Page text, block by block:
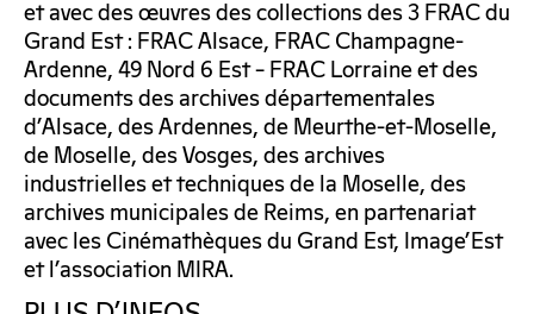
et avec des œuvres des collections des 3 FRAC du
Grand Est : FRAC Alsace, FRAC Champagne-
Ardenne, 49 Nord 6 Est – FRAC Lorraine et des
documents des archives départementales
d’Alsace, des Ardennes, de Meurthe-et-Moselle,
de Moselle, des Vosges, des archives
industrielles et techniques de la Moselle, des
archives municipales de Reims, en partenariat
avec les Cinémathèques du Grand Est, Image’Est
et l’association MIRA.